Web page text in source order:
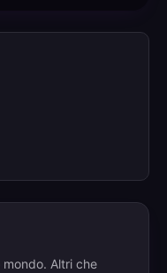
Altri che